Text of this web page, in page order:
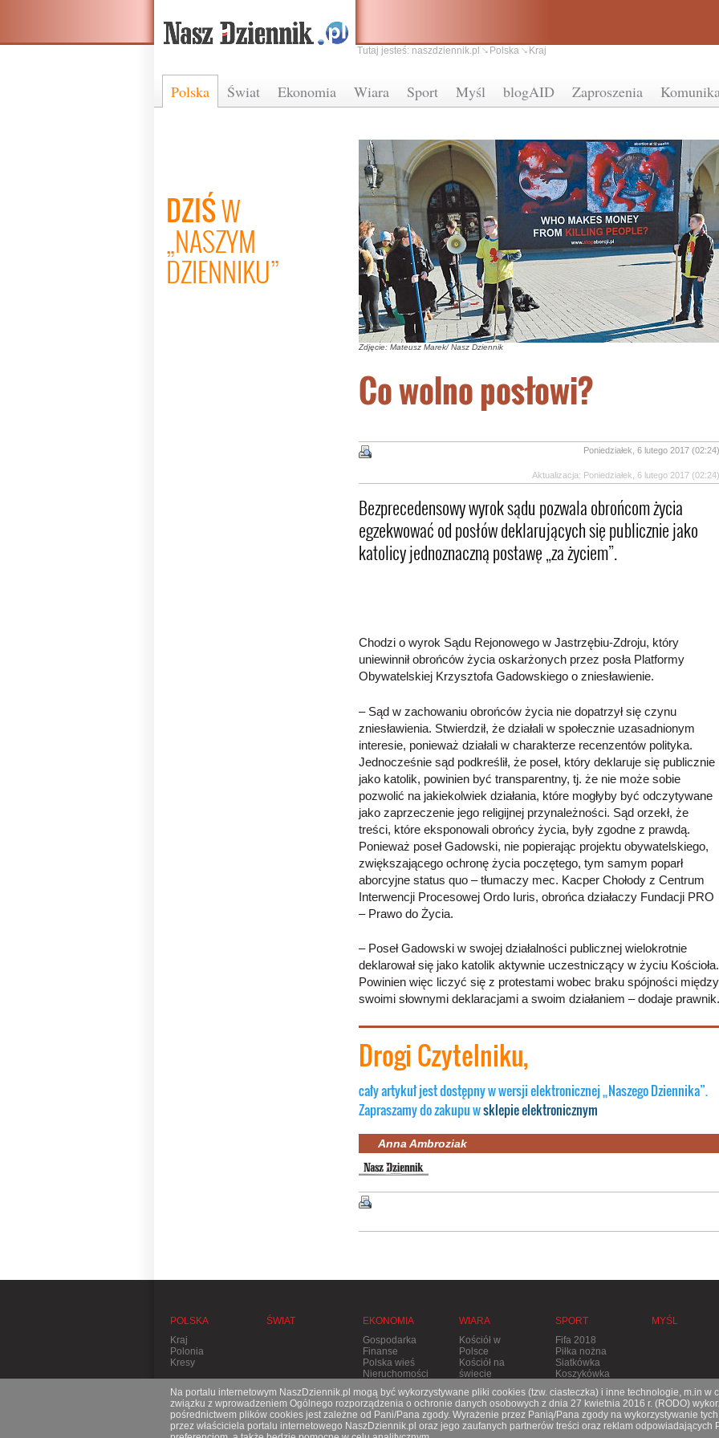
Polska Świat Ekonomia Wiara Sport Myśl blogAID Zaproszenia
Tutaj jesteś: naszdziennik.pl Polska Kraj
DZIŚW
„NASZYM
DZIENNIKU”
Zdjęcie: Mateusz Marek/ Nasz Dziennik
Co wolno posłowi?
Poniedziałek, 6 lutego 2017 (02:24)
Aktualizacja: Poniedziałek, 6 lutego 2017 (02:24)
Bezprecedensowy wyrok sądu pozwala obrońcom życia
egzekwować od posłów deklarujących się publicznie jako
katolicy jednoznaczną postawę „za życiem”.
Chodzi o wyrok Sądu Rejonowego w Jastrzębiu-Zdroju, który
uniewinnił obrońców życia oskarżonych przez posła Platformy
Obywatelskiej Krzysztofa Gadowskiego o zniesławienie.
– Sąd w zachowaniu obrońców życia nie dopatrzył się czynu
zniesławienia. Stwierdził, że działali w społecznie uzasadnionym
interesie, ponieważ działali w charakterze recenzentów polityka.
Jednocześnie sąd podkreślił, że poseł, który deklaruje się publicznie
jako katolik, powinien być transparentny, tj. że nie może sobie
pozwolić na jakiekolwiek działania, które mogłyby być odczytywane
jako zaprzeczenie jego religijnej przynależności. Sąd orzekł, że
treści, które eksponowali obrońcy życia, były zgodne z prawdą.
Ponieważ poseł Gadowski, nie popierając projektu obywatelskiego,
zwiększającego ochronę życia poczętego, tym samym poparł
aborcyjne status quo – tłumaczy mec. Kacper Chołody z Centrum
Interwencji Procesowej Ordo Iuris, obrońca działaczy Fundacji PRO
– Prawo do Życia.
– Poseł Gadowski w swojej działalności publicznej wielokrotnie
deklarował się jako katolik aktywnie uczestniczący w życiu Kościoła.
Powinien więc liczyć się z protestami wobec braku spójności między
swoimi słownymi deklaracjami a swoim działaniem – dodaje prawnik.
Drogi Czytelniku,
cały artykuł jest dostępny w wersji elektronicznej „Naszego Dziennika”.
Zapraszamy do zakupu wsklepie elektronicznym
Anna Ambroziak
POLSKA
Kraj
Polonia
Kresy
ŚWIAT
EKONOMIA
Gospodarka
Finanse
Polska wieś
Nieruchomości
WIARA
Kościół w
Polsce
Kościół na
świecie
Apostolska
Prześladowania
SPORT
Fifa 2018
Piłka nożna
Siatkówka
Koszykówka
Pozostałe
dyscypliny
MYŚL
Na portalu internetowym NaszDziennik.pl mogą być wykorzystywane pliki cookies (tzw. ciasteczka) i inne technologie, m.in w
związku z wprowadzeniem Ogólnego rozporządzenia o ochronie danych osobowych z dnia 27 kwietnia 2016 r. (RODO)
pośrednictwem plików cookies jest zależne od Pani/Pana zgody. Wyrażenie przez Panią/Pana zgody na wykorzystywanie
przez właściciela portalu internetowego NaszDziennik.pl oraz jego zaufanych partnerów treści oraz reklam odpowiadających